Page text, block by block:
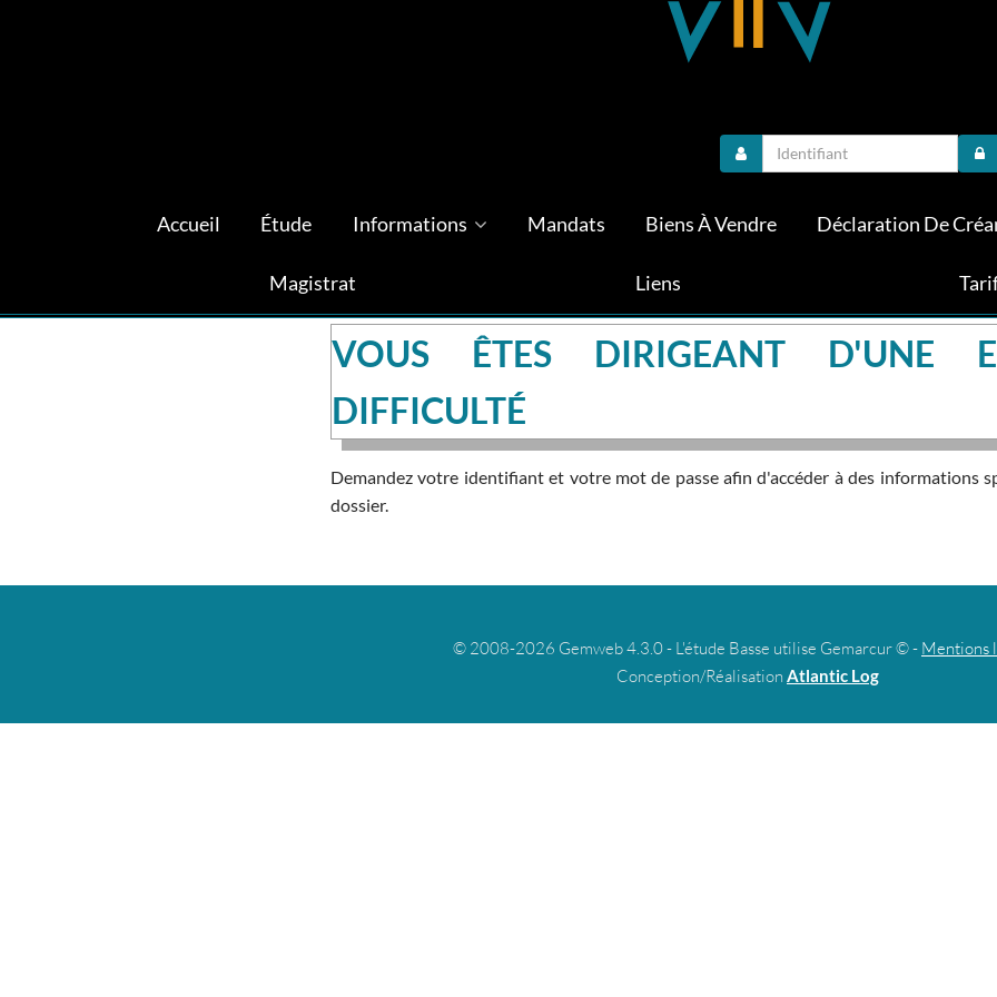
Accueil Étude Informations Mandats Biens À Vendre Déclaration De
Magistrat Liens
VOUS ÊTES DIRIGEANT D'UNE
DIFFICULTÉ
Demandez votre identifiant et votre mot de passe afin d'accéder à des informations
dossier.
© 2008-2026 Gemweb 4.3.0 - L'étude Basse utilise Gemarcur © - Mentions
Conception/Réalisation Atlantic Log